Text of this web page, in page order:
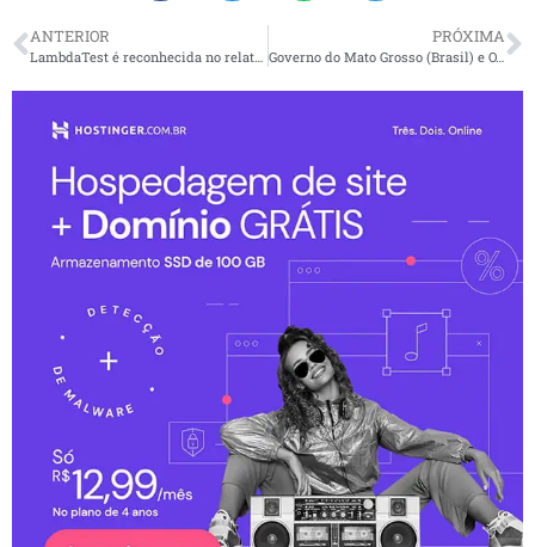
ANTERIOR PRÓXIMA
Governo do Mato Grosso (Brasil) e O.N.E. Amazon unem forças para proteger a Amazônia através de um modelo inovador de financiamento à conservação